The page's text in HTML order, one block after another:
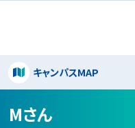
キャンパスMAP閉じる
Mさん